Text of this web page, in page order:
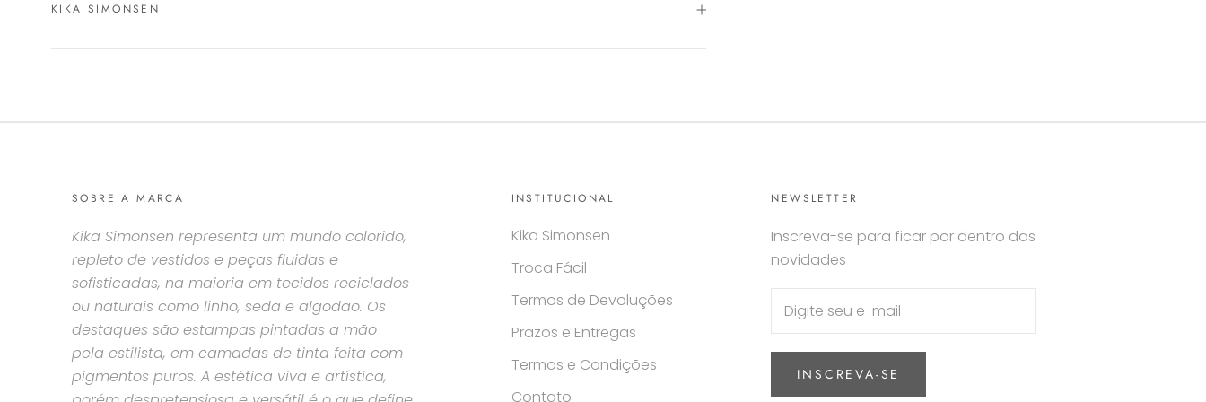
KIKA SIMONSEN
SOBRE A MARCA
Kika Simonsen representa um mundo colorido,
repleto de vestidos e peças fluidas e
sofisticadas, na maioria em tecidos reciclados
ou naturais como linho, seda e algodão. Os
destaques são estampas pintadas a mão
pela estilista, em camadas de tinta feita com
pigmentos puros. A estética viva e artística,
INSTITUCIONAL
Kika Simonsen
Troca Fácil
Termos de Devoluções
Prazos e Entregas
Termos e Condições
Contato
NEWSLETTER
Inscreva-se para ficar por dentro das
novidades
INSCREVA-SE